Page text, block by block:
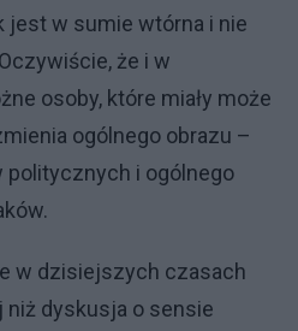
jest w sumie wtórna i nie
że i w
osoby, które miały może
ogólnego obrazu –
i ogólnego
w dzisiejszych czasach
niż dyskusja o sensie